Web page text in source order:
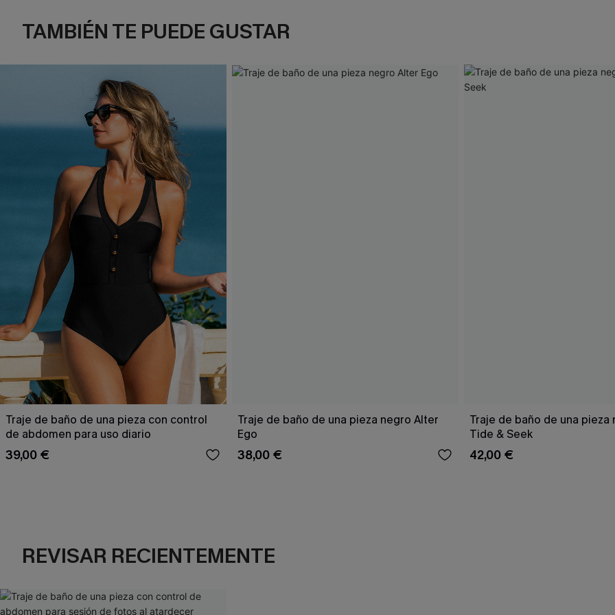
TAMBIÉN TE PUEDE GUSTAR
Traje de baño de una pieza con control
de abdomen para uso diario
39,00 €
Traje de baño de una pieza negro Alter
Ego
38,00 €
Traje de baño de una pieza
Tide & Seek
42,00 €
REVISAR RECIENTEMENTE